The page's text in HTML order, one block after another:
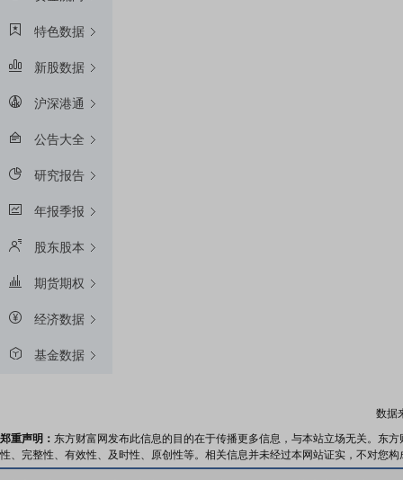
特色数据
新股数据
沪深港通
公告大全
研究报告
年报季报
股东股本
期货期权
经济数据
基金数据
数据
郑重声明： 东方财富网发布此信息的目的在于传播更多信息，与本站立场无关。东
性、完整性、有效性、及时性、原创性等。相关信息并未经过本网站证实，不对您